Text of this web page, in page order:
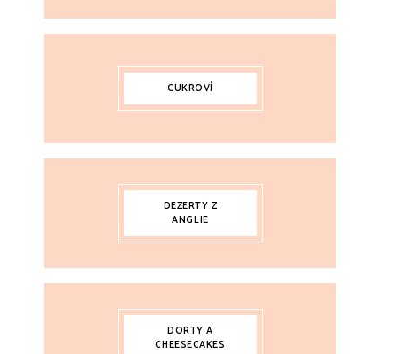
CUKROVÍ
DEZERTY Z
ANGLIE
DORTY A
CHEESECAKES